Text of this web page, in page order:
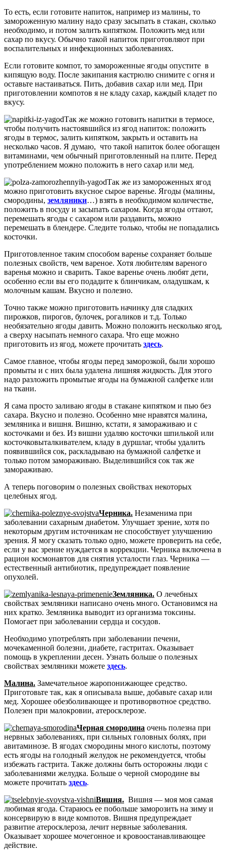
То есть, если готовите напиток, например из малины, то
замороженную малину надо сразу засыпать в стакан, сколько
необходимо, и потом залить кипятком. Положить мед или
сахар по вкусу. Обычно такой напиток приготовляют при
воспалительных и инфекционных заболеваниях.
Если готовите компот, то замороженные ягоды опустите в
кипящую воду. После закипания кастрюлю снимите с огня и
оставьте настаиваться. Пить, добавив сахар или мед. При
приготовлении компотов я не кладу сахар, каждый кладет по
вкусу.
Так же можно готовить напитки в термосе,
чтобы получить настоявшийся из ягод напиток: положить
ягоды в термос, залить кипятком, закрыть и оставить на
несколько часов. Я думаю, что такой напиток более обогащен
витаминами, чем обычный приготовленный на плите. Перед
употреблением можно положить в него сахар или мед.
Так же из замороженных ягод
можно приготовить вкусное сырое варенье. Ягоды (малины,
смородины, земляники…) взять в необходимом количестве,
положить в посуду и засыпать сахаром. Когда ягоды оттают,
перемешать ягоды с сахаром или раздавить, можно
перемешать в блендере. Следите только, чтобы не попадались
косточки.
Приготовленное таким способом варенье сохраняет больше
полезных свойств, чем вареное. Хотя любителям вареного
варенья можно и сварить. Такое варенье очень любят дети,
особенно если вы его подадите к блинчикам, оладушкам, к
молочным кашам. Вкусно и полезно.
Точно также можно приготовить начинку для сладких
пирожков, пирогов, булочек, рогаликов и т.д. Только
необязательно ягоды давить. Можно положить несколько ягод,
а сверху насыпать немного сахара. Что еще можно
приготовить из ягод, можете прочитать здесь.
Самое главное, чтобы ягоды перед заморозкой, были хорошо
промыты и с них была удалена лишняя жидкость. Для этого
надо разложить промытые ягоды на бумажной салфетке или
на ткани.
Я сама просто заливаю ягоды в стакане кипятком и пью без
сахара. Вкусно и полезно. Особенно мне нравятся малина,
земляника и вишня. Вишню, кстати, я замораживаю и с
косточками и без. Из вишни удаляю косточки шпилькой или
косточковыталкивателем, кладу в дуршлаг, чтобы удалить
появившийся сок, раскладываю на бумажной салфетке и
только потом замораживаю. Выделившийся сок так же
замораживаю.
А теперь поговорим о полезных свойствах некоторых
целебных ягод.
Черника. Незаменима при
заболевании сахарным диабетом. Улучшает зрение, хотя по
некоторым другим источникам не способствует улучшению
зрения. Я могу сказать только одно, можете проверить на себе,
если у вас зрение нуждается в коррекции. Черника включена в
рацион космонавтов для снятия усталости глаз. Черника —
естественный антибиотик, предупреждает появление
опухолей.
Земляника. О лечебных
свойствах земляники написано очень много. Остановимся на
них кратко. Земляника выводит из организма токсины.
Помогает при заболевании сердца и сосудов.
Необходимо употреблять при заболевании печени,
мочекаменной болезни, диабете, гастритах. Оказывает
помощь в укреплении десен. Узнать больше о полезных
свойствах земляники можете здесь.
Малина. Замечательное жаропонижающее средство.
Приготовьте так, как я описывала выше, добавьте сахар или
мед. Хорошее обезболивающее и противорвотное средство.
Полезен при малокровии, атеросклерозе.
Черная смородина очень полезна при
нервных заболеваниях, при сильных головных болях, при
авитаминозе. В ягодах смородины много кислоты, поэтому
есть ягоды на голодный желудок не рекомендуется, чтобы
избежать гастрита. Также должны быть осторожны люди с
заболеваниями желудка. Больше о черной смородине вы
можете прочитать здесь.
Вишня. Вишня — моя моя самая
любимая ягода. Стараюсь ее побольше заморозить на зиму и
консервирую в виде компотов. Вишня предупреждает
развитие атеросклероза, лечит нервные заболевания.
Оказывает хорошее мочегонное и кровоостанавливающее
действие.